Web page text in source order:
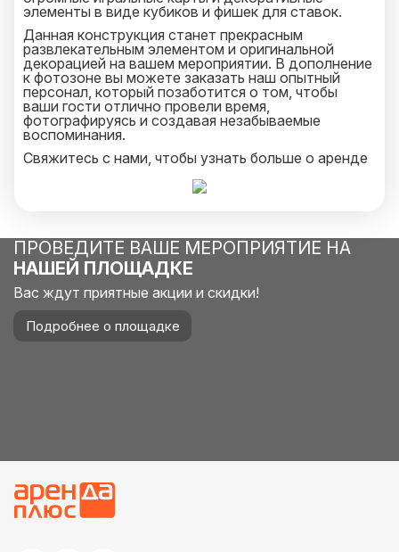
элементы в виде кубиков и фишек для ставок.
Данная конструкция станет прекрасным
развлекательным элементом и оригинальной
декорацией на вашем мероприятии. В дополнение
к фотозоне вы можете заказать наш опытный
персонал, который позаботится о том, чтобы
ваши гости отлично провели время,
фотографируясь и создавая незабываемые
воспоминания.
Свяжитесь с нами, чтобы узнать больше о аренде
ПРОВЕДИТЕ ВАШЕ МЕРОПРИЯТИЕ НА
НАШЕЙ ПЛОЩАДКЕ
Вас ждут приятные акции и скидки!
Подробнее о площадке